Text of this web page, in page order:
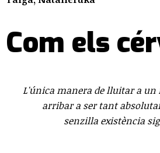
Com els
L'única manera de lluitar a un
arribar a ser tant
senzilla existència